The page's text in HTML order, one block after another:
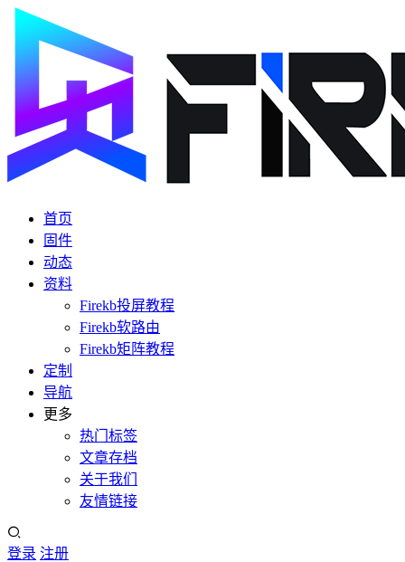
首页
固件
动态
资料
Firekb投屏教程
Firekb软路由
Firekb矩阵教程
定制
导航
更多
热门标签
文章存档
关于我们
友情链接
登录 注册